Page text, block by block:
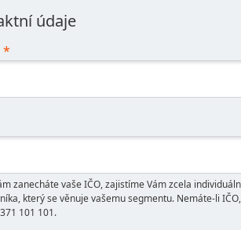
údaje
*
zanecháte vaše IČO, zajistíme Vám zcela
který se věnuje vašemu segmentu. Nemáte-li
101 101.